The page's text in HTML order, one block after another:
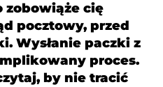
zobowiąże cię
pocztowy, przed
Wysłanie paczki z
proces.
by nie tracić